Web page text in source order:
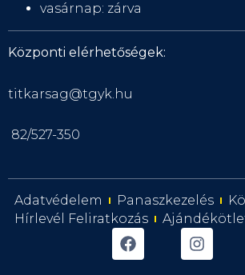
vasárnap: zárva
Központi elérhetőségek:
titkarsag@tgyk.hu
82/527-350
Adatvédelem Panaszkezelés
Hírlevél Feliratkozás